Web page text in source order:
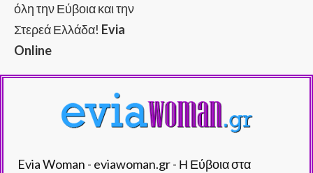
όλη την Εύβοια και την
Στερεά Ελλάδα! Evia
Online
Evia Woman - eviawoman.gr - Η Εύβοια στα